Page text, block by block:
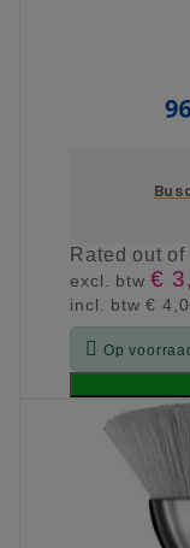
Ratedout of
excl. btw€
incl. btw€
 Op